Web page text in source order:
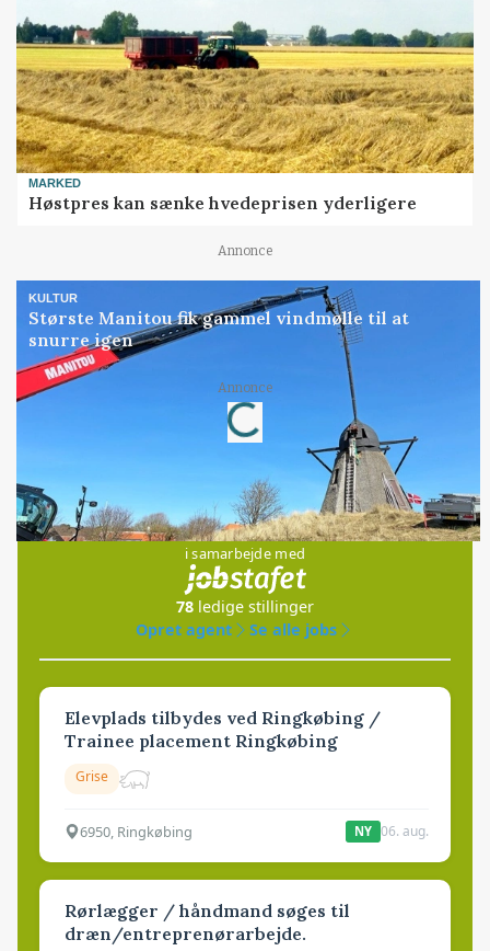
MARKED
Høstpres kan sænke hvedeprisen yderligere
Annonce
KULTUR
Største Manitou fik gammel vindmølle til at
snurre igen
Annonce
Loading...
Jobs
i samarbejde med
78 ledige stillinger
Opret agent
Se alle jobs
Elevplads tilbydes ved Ringkøbing /
Trainee placement Ringkøbing
Grise
6950, Ringkøbing NY 06. aug.
Rørlægger / håndmand søges til
dræn/entreprenørarbejde.